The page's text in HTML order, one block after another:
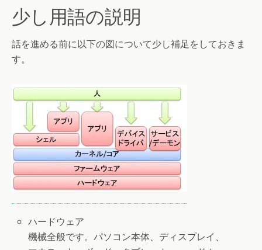
少し用語の説明
話を進める前に以下の図について少し補足をしておきま
す。
ハードウェア
機械全般です。パソコン本体、ディスプレイ、